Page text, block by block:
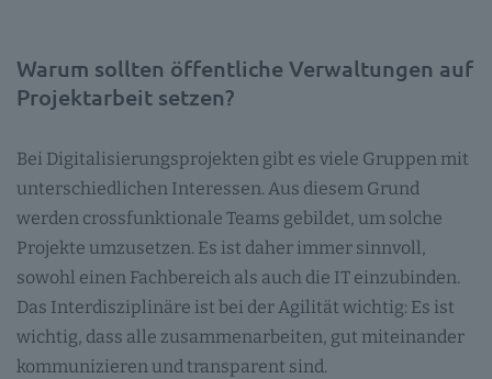
Warum sollten öffentliche Verwaltungen auf
Projektarbeit setzen?
Bei Digitalisierungsprojekten gibt es viele Gruppen mit
unterschiedlichen Interessen. Aus diesem Grund
werden crossfunktionale Teams gebildet, um solche
Projekte umzusetzen. Es ist daher immer sinnvoll,
sowohl einen Fachbereich als auch die IT einzubinden.
Das Interdisziplinäre ist bei der Agilität wichtig: Es ist
wichtig, dass alle zusammenarbeiten, gut miteinander
kommunizieren und transparent sind.